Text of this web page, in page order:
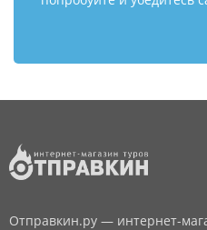
Отправкин.ру — интернет-